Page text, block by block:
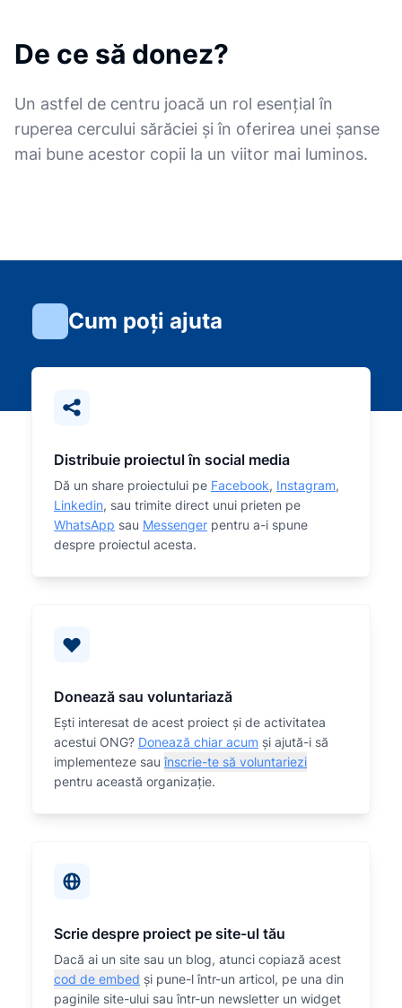
De ce să donez?
Un astfel de centru joacă un rol esențial în
ruperea cercului sărăciei și în oferirea unei șanse
mai bune acestor copii la un viitor mai luminos.
Cum poți ajuta
Distribuie proiectul în social media
Dă un share proiectului pe Facebook, Instagram,
Linkedin, sau trimite direct unui prieten pe
WhatsApp sau Messenger pentru a-i spune
despre proiectul acesta.
Donează sau voluntariază
Eşti interesat de acest proiect și de activitatea
acestui ONG? Donează chiar acum și ajută-i să
implementeze sauînscrie-te să voluntariezi
pentru această organizaţie.
Scrie despre proiect pe site-ul tău
Dacă ai un site sau un blog, atunci copiază acest
cod de embed și pune-l într-un articol, pe una din
paginile site-ului sau într-un newsletter un widget